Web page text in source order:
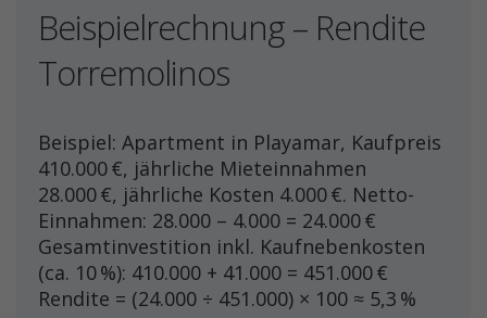
Beispielrechnung – Rendite
Torremolinos
Beispiel: Apartment in Playamar, Kaufpreis
410.000 €, jährliche Mieteinnahmen
28.000 €, jährliche Kosten 4.000 €. Netto-
Einnahmen: 28.000 – 4.000 = 24.000 €
Gesamtinvestition inkl. Kaufnebenkosten
(ca. 10 %): 410.000 + 41.000 = 451.000 €
Rendite = (24.000 ÷ 451.000) × 100 ≈ 5,3 %